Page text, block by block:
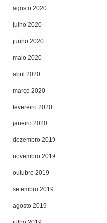
agosto 2020
julho 2020
junho 2020
maio 2020
abril 2020
março 2020
fevereiro 2020
janeiro 2020
dezembro 2019
novembro 2019
outubro 2019
setembro 2019
agosto 2019